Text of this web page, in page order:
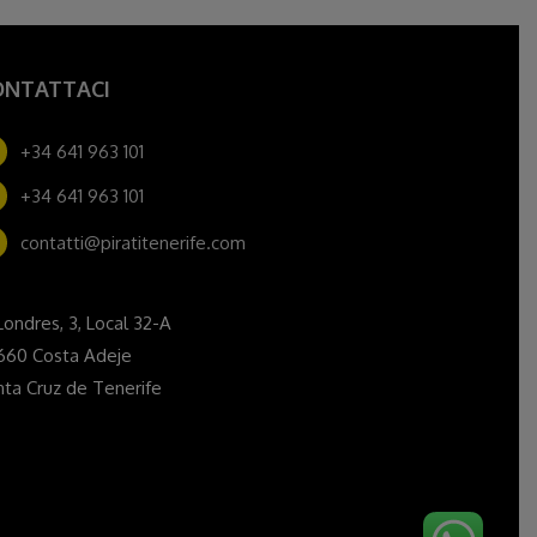
+34 641 963 101
+34 641 963 101
contatti@piratitenerife.com
3, Local 32-A
Costa Adeje
Cruz de Tenerife